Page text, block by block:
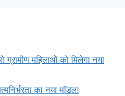
महिलाओं को मिलेगा नया
का नया मॉडल!